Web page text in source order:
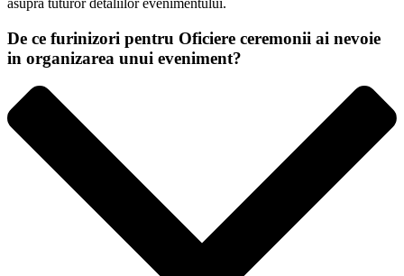
asupra tuturor detaliilor evenimentului.
De ce furinizori pentru Oficiere ceremonii ai nevoie
in organizarea unui eveniment?